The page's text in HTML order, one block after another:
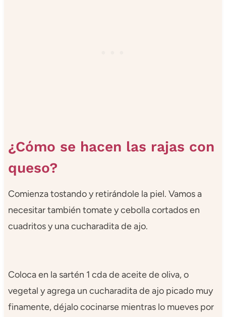
¿Cómo se hacen las rajas con
queso?
Comienza tostando y retirándole la piel. Vamos a
necesitar también tomate y cebolla cortados en
cuadritos y una cucharadita de ajo.
Coloca en la sartén 1 cda de aceite de oliva, o
vegetal y agrega un cucharadita de ajo picado muy
finamente, déjalo cocinarse mientras lo mueves por